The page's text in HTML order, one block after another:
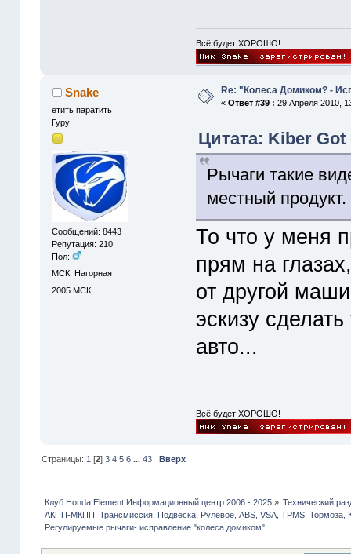
Всё будет ХОРОШО!
Snake
етить паратить
Гуру
Сообщений: 8443
Репутация: 210
Пол:
МСК, Нагорная
2005 МСК
Re: "Колеса Домиком? -
«Ответ #39 : 29 Апреля 2010,
Цитата: Kiber Got
Рычаги такие
местный продукт.
То что у меня
прям на
от другой
эскизу
авто...
Всё будет ХОРОШО!
Страницы: 1 [2] 3 4 5 6 ... 43 Вверх
Клуб Honda Element Информационный центр 2006 - 2025» Технический
АКПП-МКПП, Трансмиссия, Подвеска, Рулевое, ABS, VSA, TPMS, Тормоза,
Регулируемые рычаги- исправление "колеса домиком"